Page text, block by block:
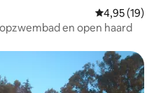
Gemiddelde
4,95 (19)
en open haard